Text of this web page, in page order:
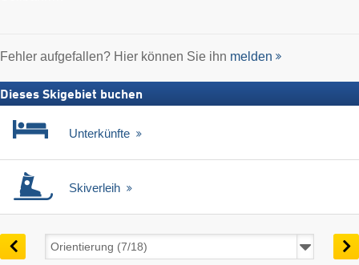
Fehler aufgefallen? Hier können Sie ihn melden
Dieses Skigebiet buchen
Unterkünfte
Skiverleih